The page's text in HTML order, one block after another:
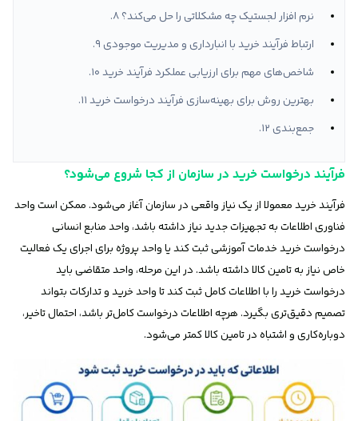
نرم افزار لجستیک چه مشکلاتی را حل می‌کند؟
ارتباط فرآیند خرید با انبارداری و مدیریت موجودی
شاخص‌های مهم برای ارزیابی عملکرد فرآیند خرید
بهترین روش برای بهینه‌سازی فرآیند درخواست خرید
جمع‌بندی
فرآیند درخواست خرید در سازمان از کجا شروع می‌شود؟
فرآیند خرید معمولا از یک نیاز واقعی در سازمان آغاز می‌شود. ممکن است واحد
فناوری اطلاعات به تجهیزات جدید نیاز داشته باشد، واحد منابع انسانی
درخواست خرید خدمات آموزشی ثبت کند یا واحد پروژه برای اجرای یک فعالیت
خاص نیاز به تامین کالا داشته باشد. در این مرحله، واحد متقاضی باید
درخواست خرید را با اطلاعات کامل ثبت کند تا واحد خرید و تدارکات بتواند
تصمیم دقیق‌تری بگیرد. هرچه اطلاعات درخواست کامل‌تر باشد، احتمال تاخیر،
دوباره‌کاری و اشتباه در تامین کالا کمتر می‌شود.